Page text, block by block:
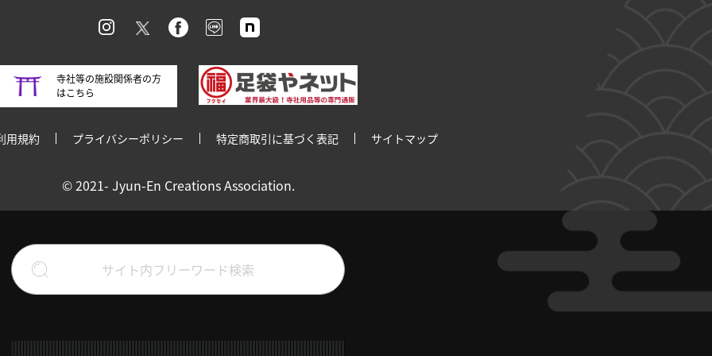
寺社等の施設関係者の方
はこちら
用規約 プライバシーポリシー 特定商取引に基づく表記 サイトマップ
© 2021- Jyun-En Creations Association.